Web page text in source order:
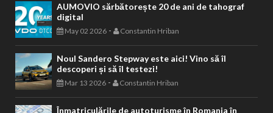
AUMOVIO sărbătorește 20 de ani de tahograf
digital
May 02 2026 - Constantin Hriban
Noul Sandero Stepway este aici! Vino să îl
descoperi și să îl testezi!
Mar 13 2026 - Constantin Hriban
Înmatriculările de autoturisme în Romania în